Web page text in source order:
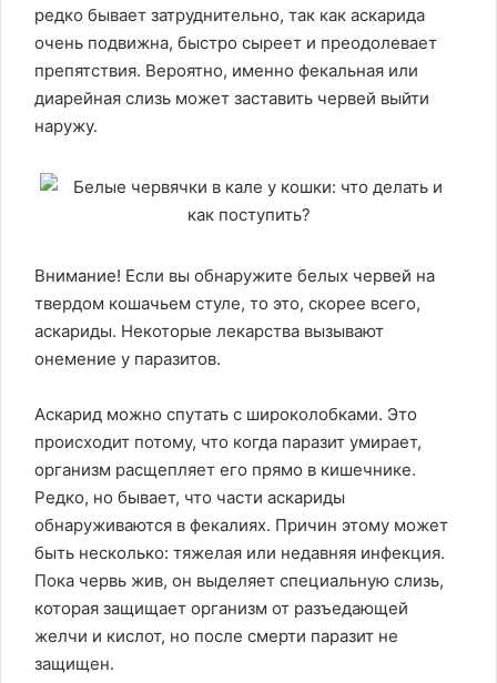
редко бывает затруднительно, так как аскарида
очень подвижна, быстро сыреет и преодолевает
препятствия. Вероятно, именно фекальная или
диарейная слизь может заставить червей выйти
наружу.
Внимание! Если вы обнаружите белых червей на
твердом кошачьем стуле, то это, скорее всего,
аскариды. Некоторые лекарства вызывают
онемение у паразитов.
Аскарид можно спутать с широколобками. Это
происходит потому, что когда паразит умирает,
организм расщепляет его прямо в кишечнике.
Редко, но бывает, что части аскариды
обнаруживаются в фекалиях. Причин этому может
быть несколько: тяжелая или недавняя инфекция.
Пока червь жив, он выделяет специальную слизь,
которая защищает организм от разъедающей
желчи и кислот, но после смерти паразит не
защищен.